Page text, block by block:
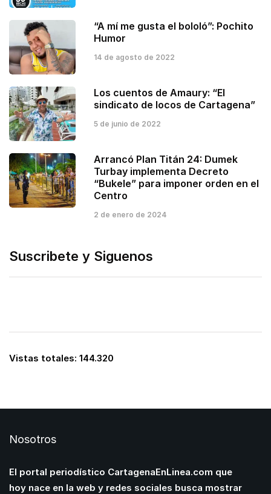
“A mí me gusta el bololó”: Pochito
Humor
14 de agosto de 2022
Los cuentos de Amaury: “El
sindicato de locos de Cartagena”
5 de junio de 2022
Arrancó Plan Titán 24: Dumek
Turbay implementa Decreto
“Bukele” para imponer orden en el
Centro
2 de enero de 2024
Suscribete y Siguenos
Vistas totales: 144.320
Nosotros
El portal periodístico CartagenaEnLinea.com que
hoy nace en la web y redes sociales busca mostrar